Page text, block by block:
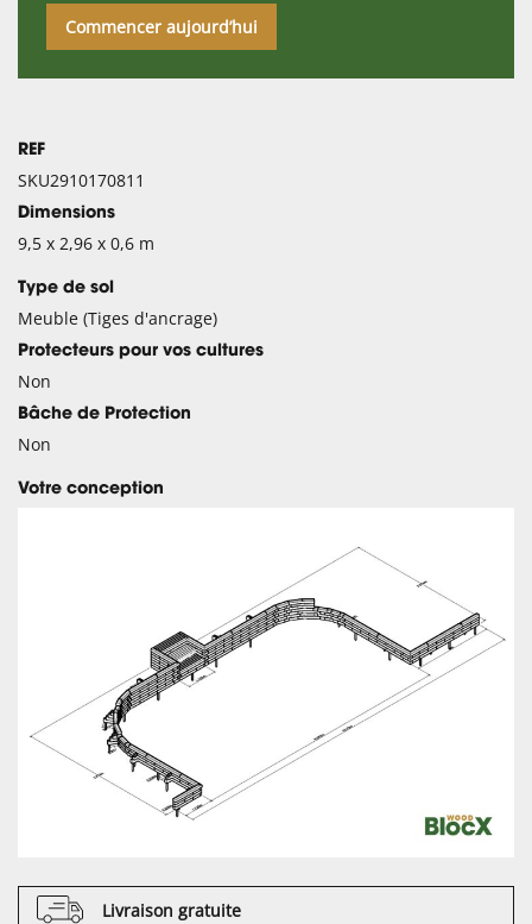
Commencer aujourd’hui
REF
SKU2910170811
Dimensions
9,5 x 2,96 x 0,6 m
Type de sol
Meuble (Tiges d'ancrage)
Protecteurs pour vos cultures
Non
Bâche de Protection
Non
Votre conception
Livraison gratuite